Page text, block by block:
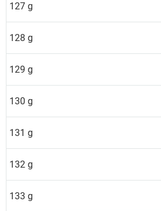
127 g
128 g
129 g
130 g
131 g
132 g
133 g